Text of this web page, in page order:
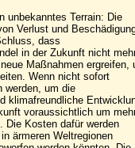
unbekanntes Terrain: Die
Verlust und
dass
in der Zukunft nicht
Maßnahmen ergreifen,
Wenn nicht sofort
werden, um die
klimafreundliche
voraussichtlich um
Die Kosten dafür werden
ärmeren Weltregionen